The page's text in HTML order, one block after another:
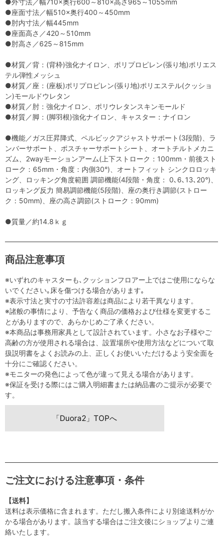
●座面寸法／幅510×奥行400～450mm
●肘内寸法／幅445mm
●座面高さ／420～510mm
●肘高さ／625～815mm
●材質／背：(背枠)強化ナイロン、ポリプロピレン(張り地)ポリエス
テル弾性メッシュ
●材質／座：(座板)ポリプロピレン(張り地)ポリエステル(クッショ
ン)モールドウレタン
●材質／肘：強化ナイロン、ポリウレタンスキンモールド
●材質／脚：(脚羽根)強化ナイロン、キャスター：ナイロン
●機能／ガス圧昇降式、ペルビックアジャストサポート(3段階)、ラ
ンバーサポート、ポスチャーサポートシート、オートチルトメカニ
ズム、2wayモーションアーム(上下ストローク：100mm・前後スト
ローク：65mm・角度：内側30°)、オートフィット シンクロロッキ
ング、ロッキング角度範囲 調節機能(4段階・角度： 0､6､13､20°)、
ロッキング反力 簡易調節機能(5段階)、座の奥行き調節(ストロー
ク：50mm)、座の高さ調節(ストローク：90mm)
●質量／約14.8ｋｇ
商品注意事項
※いずれのキャスターも､クッションフロアー上ではご使用にならな
いでください｡床を傷つける場合があります｡
※表示寸法と実寸の寸法許容差は商品により若干異なります。
※諸般の事情により、予告なく商品の価格および仕様を変更するこ
とがありますので、あらかじめご了承ください。
※本商品は事務用家具として設計されています。小さなお子様やご
高齢の方が使用される場合は、設置場所や使用方法などについて取
扱説明書をよくお読みの上、正しくお使いいただけるよう安全面を
十分にご確認ください。
※モニターの発色によって色が違って見える場合があります。
※保証を受ける際にはご購入明細書または納品書のご提示が必要で
す。
「Duora2」TOPへ
ご注文における注意事項・条件
【送料】
送料は表示価格に含まれます。ただし搬入条件により別途送料がか
かる場合があります。該当する場合はご注文後にショップよりご連
絡いたします。